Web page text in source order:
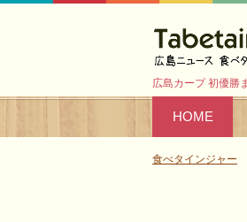
広島カープ 初優勝
HOME
食べタインジャー